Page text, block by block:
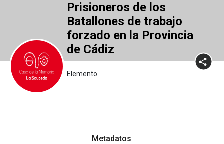
Prisioneros de los
Batallones de trabajo
forzado en la Provincia
de Cádiz
Elemento
Metadatos